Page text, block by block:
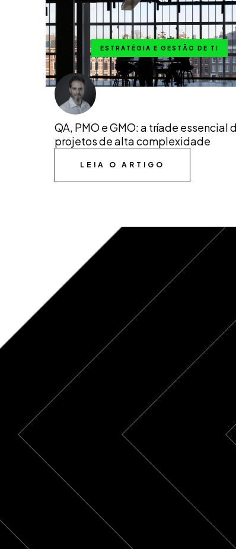
ESTRATÉGIA E GESTÃO DE TI
QA, PMO e GMO: a tríade essencial
projetos de alta complexidade
LEIA O ARTIGO